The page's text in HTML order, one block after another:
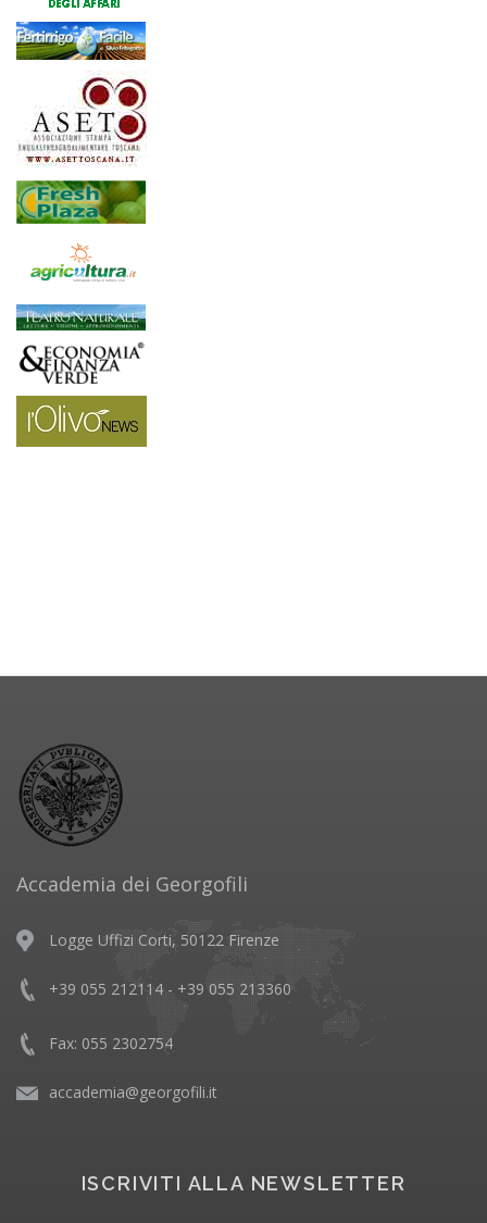
Accademia dei Georgofili
Logge Uffizi Corti, 50122 Firenze
+39 055 212114 - +39 055 213360
Fax: 055 2302754
accademia@georgofili.it
ISCRIVITI ALLA NEWSLETTER